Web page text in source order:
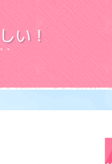
い！